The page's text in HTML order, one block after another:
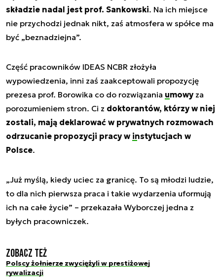
składzie nadal jest prof. Sankowski. Na ich miejsce
nie przychodzi jednak nikt, zaś atmosfera w spółce ma
być „beznadziejna”.
Część pracowników IDEAS NCBR złożyła
wypowiedzenia, inni zaś zaakceptowali propozycję
prezesa prof. Borowika co do rozwiązania umowyza
porozumieniem stron. Ci z doktorantów, którzy w niej
zostali, mają deklarować w prywatnych rozmowach
odrzucanie propozycji pracy w instytucjach w
Polsce.
„Już myślą, kiedy uciec za granicę. To są młodzi ludzie,
to dla nich pierwsza praca i takie wydarzenia uformują
ich na całe życie” – przekazała Wyborczej jedna z
byłych pracowniczek.
Zobacz też
Polscy żołnierze zwyciężyli w prestiżowej
rywalizacji